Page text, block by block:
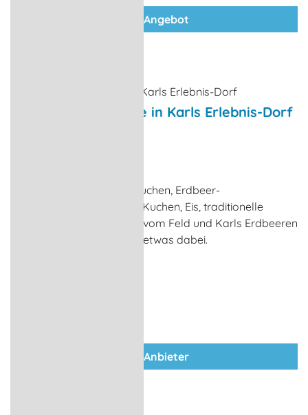
zum Angebot
Erlebnisgastronomie in Karls Erlebnis-Dorf
Süße oder deftige Pfannkuchen, Erdbeer-
Waffeln,selbstgebackene Kuchen, Eis, traditionelle
Hausmannskost, Frisches vom Feld und Karls Erdbeeren
– für jeden Geschmack ist etwas dabei.
zum Anbieter